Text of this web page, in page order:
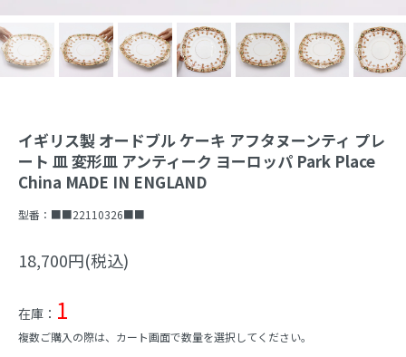
イギリス製 オードブル ケーキ アフタヌーンティ プレ
ート 皿 変形皿 アンティーク ヨーロッパ Park Place
China MADE IN ENGLAND
型番： ■■22110326■■
18,700円(税込)
在庫： 1
複数ご購入の際は、カート画面で数量を選択してください。